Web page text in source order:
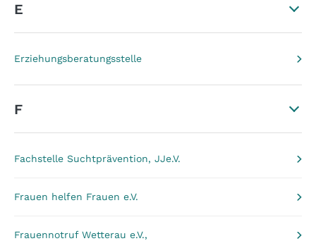
E
Erziehungsberatungsstelle
F
Fachstelle Suchtprävention, JJe.V.
Frauen helfen Frauen e.V.
Frauennotruf Wetterau e.V.,